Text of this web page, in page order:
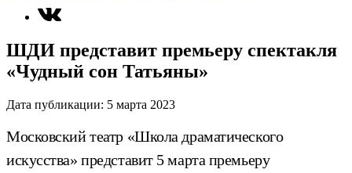
ШДИ представит премьеру спектакля
«Чудный сон Татьяны»
Дата публикации: 5 марта 2023
Московский театр «Школа драматического
искусства» представит 5 марта премьеру